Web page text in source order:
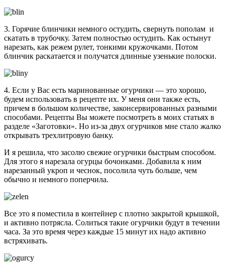
3. Горячие блинчики немного остудить, свернуть пополам и
скатать в трубочку. Затем полностью остудить. Как остынут
нарезать, как режем рулет, тонкими кружочками. Потом
блинчик раскатается и получатся длинные узенькие полоски.
4. Если у Вас есть маринованные огурчики — это хорошо,
будем использовать в рецепте их. У меня они также есть,
причем в большом количестве, законсервированных разными
способами. Рецепты Вы можете посмотреть в моих статьях в
разделе «Заготовки». Но из-за двух огурчиков мне стало жалко
открывать трехлитровую банку.
И я решила, что засолю свежие огурчики быстрым способом.
Для этого я нарезала огурцы бочонками. Добавила к ним
нарезанный укроп и чеснок, посолила чуть больше, чем
обычно и немного поперчила.
Все это я поместила в контейнер с плотно закрытой крышкой,
и активно потрясла. Солиться такие огурчики будут в течении
часа. За это время через каждые 15 минут их надо активно
встряхивать.